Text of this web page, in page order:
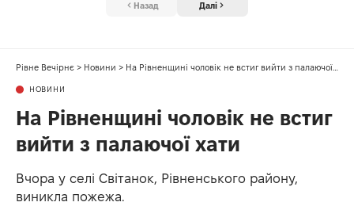
Назад Далі
Рівне Вечірнє > Новини > На Рівненщині чоловік не встиг вийти з палаючої хати
НОВИНИ
На Рівненщині чоловік не встиг
вийти з палаючої хати
Вчора у селі Світанок, Рівненського району,
виникла пожежа.